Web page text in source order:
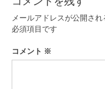
ー
シ
ョ
メールアドレスが公開され
必須項目です
コメント ※